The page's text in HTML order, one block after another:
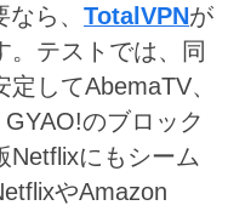
ら、 TotalVPNが
。テストでは、同
してAbemaTV、
のブロック
Netflixにもシーム
やAmazon